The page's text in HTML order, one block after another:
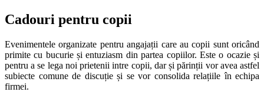
Cadouri pentru copii
Evenimentele organizate pentru angajații care au copii sunt oricând
primite cu bucurie și entuziasm din partea copiilor. Este o ocazie și
pentru a se lega noi prietenii intre copii, dar și părinții vor avea astfel
subiecte comune de discuție și se vor consolida relațiile în echipa
firmei.